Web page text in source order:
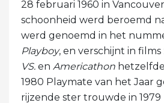
28 februari 1960 in
schoonheid werd beroemd
werd genoemd in het
Playboy, en verschijnt in films
VS. en Americathon
1980 Playmate van het Jaar
rijzende ster trouwde in 1979